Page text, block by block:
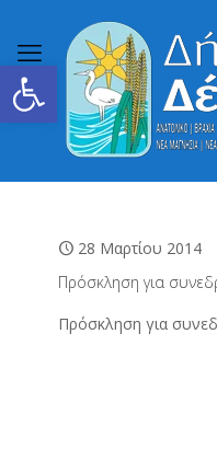
Ανοίξτε τη γραμμή εργαλείων
28 Μαρτίου 2014
Πρόσκληση για
Πρόσκληση για